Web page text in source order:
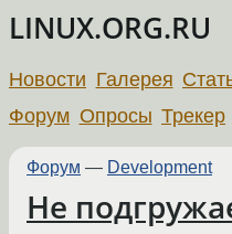
LINUX.ORG.RU
Новости Галерея
Форум Опросы Трекер
Форум — Development
Не